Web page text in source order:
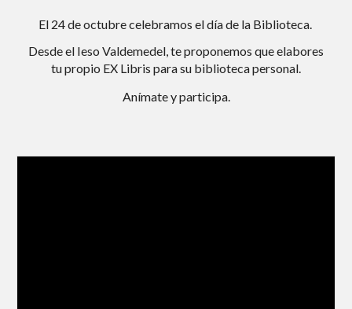
El 24 de octubre celebramos el día de la Biblioteca.
Desde el Ieso Valdemedel, te proponemos que elabores
tu propio EX Libris para su biblioteca personal.
Anímate y participa.